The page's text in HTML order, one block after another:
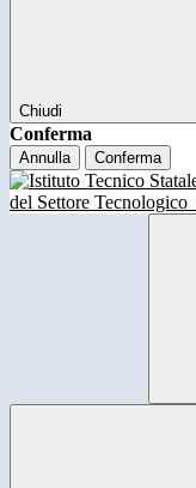
Chiudi
Conferma
Annulla Conferma
del Settore Tecnologico